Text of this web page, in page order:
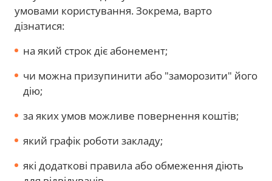
умовами користування. Зокрема, варто
дізнатися:
на який строк діє абонемент;
чи можна призупинити або "заморозити" його
дію;
за яких умов можливе повернення коштів;
який графік роботи закладу;
які додаткові правила або обмеження діють